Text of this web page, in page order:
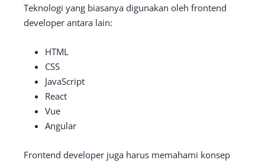
Teknologi yang biasanya digunakan oleh frontend
developer antara lain:
HTML
CSS
JavaScript
React
Vue
Angular
Frontend developer juga harus memahami konsep